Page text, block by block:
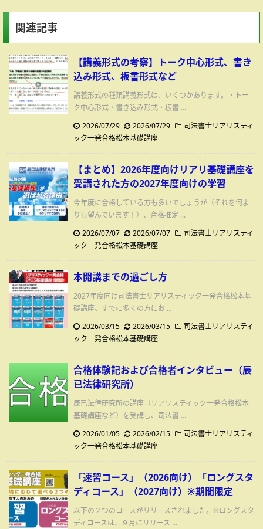
関連記事
【講義形式の考察】トーク中心形式、書き
込み形式、板書形式など
講義形式の種類講義形式は、いくつかあります。・トー
ク中心形式・書き込み形式・板書 ...
2026/07/29
2026/07/29
司法書士リアリスティ
ック一発合格松本基礎講座
【まとめ】2026年度向けリアリ基礎講座を
受講された方の2027年度向けの学習
今年度に合格している方も多いでしょうが（それを何よ
りも望んでいます！）、合格推定 ...
2026/07/07
2026/07/07
司法書士リアリスティ
ック一発合格松本基礎講座
本開講までの過ごし方
2027年度向け司法書士リアリスティック一発合格松本基
礎講座、すでに多くの方にお ...
2026/03/15
2026/03/15
司法書士リアリスティ
ック一発合格松本基礎講座
合格体験記および合格者インタビュー（辰
已法律研究所）
辰已法律研究所の講座（リアリスティック一発合格松本
基礎講座など）を受講し、司法書 ...
2026/01/05
2026/02/15
司法書士リアリスティ
ック一発合格松本基礎講座
「速習コース」（2026向け）「ロングスタ
ディコース」（2027向け）※期間限定
以下の２つのコースがリリースされました。※ロングスタ
ディコースは、９月にリリース ...